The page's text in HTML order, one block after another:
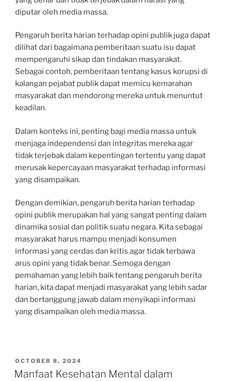
diputar oleh media massa.
Pengaruh berita harian terhadap opini publik juga dapat
dilihat dari bagaimana pemberitaan suatu isu dapat
mempengaruhi sikap dan tindakan masyarakat.
Sebagai contoh, pemberitaan tentang kasus korupsi di
kalangan pejabat publik dapat memicu kemarahan
masyarakat dan mendorong mereka untuk menuntut
keadilan.
Dalam konteks ini, penting bagi media massa untuk
menjaga independensi dan integritas mereka agar
tidak terjebak dalam kepentingan tertentu yang dapat
merusak kepercayaan masyarakat terhadap informasi
yang disampaikan.
Dengan demikian, pengaruh berita harian terhadap
opini publik merupakan hal yang sangat penting dalam
dinamika sosial dan politik suatu negara. Kita sebagai
masyarakat harus mampu menjadi konsumen
informasi yang cerdas dan kritis agar tidak terbawa
arus opini yang tidak benar. Semoga dengan
pemahaman yang lebih baik tentang pengaruh berita
harian, kita dapat menjadi masyarakat yang lebih sadar
dan bertanggung jawab dalam menyikapi informasi
yang disampaikan oleh media massa.
POSTED
ON
OCTOBER 8, 2024
Manfaat Kesehatan Mental dalam